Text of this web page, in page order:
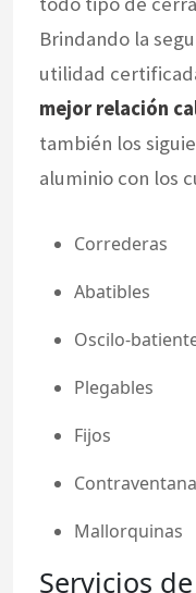
Brindando la
utilidad
mejor relación
también los
aluminio con los
Correderas
Abatibles
Oscilo-
Plegables
Fijos
Mallorquinas
Servicios